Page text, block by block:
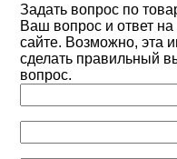
Задать вопрос по
Ваш вопрос и ответ на
сайте. Возможно, эта
сделать правильный
вопрос.